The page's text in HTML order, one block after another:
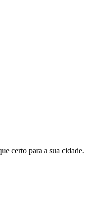
certo para a sua cidade.